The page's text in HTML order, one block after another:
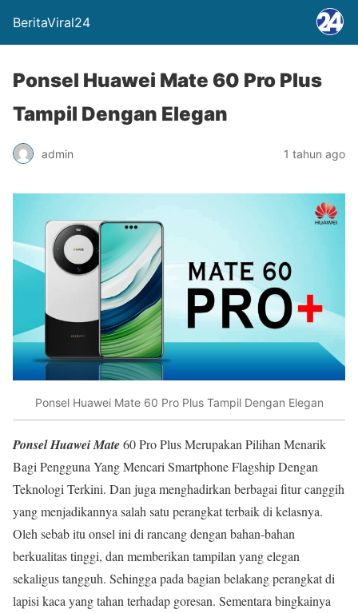
BeritaViral24
Ponsel Huawei Mate 60 Pro Plus
Tampil Dengan Elegan
admin 1 tahun ago
Ponsel Huawei Mate 60 Pro Plus Tampil Dengan Elegan
Ponsel Huawei Mate60 Pro Plus Merupakan Pilihan Menarik
Bagi Pengguna Yang Mencari Smartphone Flagship Dengan
Teknologi Terkini. Dan juga menghadirkan berbagai fitur canggih
yang menjadikannya salah satu perangkat terbaik di kelasnya.
Oleh sebab itu onsel ini di rancang dengan bahan-bahan
berkualitas tinggi, dan memberikan tampilan yang elegan
sekaligus tangguh. Sehingga pada bagian belakang perangkat di
lapisi kaca yang tahan terhadap goresan. Sementara bingkainya